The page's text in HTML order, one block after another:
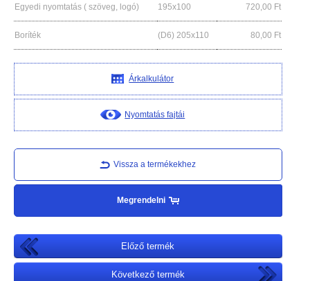
Egyedi nyomtatás ( szöveg, logó) 195x100 720,00 Ft
Boríték (D6) 205x110 80,00 Ft
Árkalkulátor
Nyomtatás fajtái
Vissza a termékekhez
Megrendelni
Előző termék
Következő termék